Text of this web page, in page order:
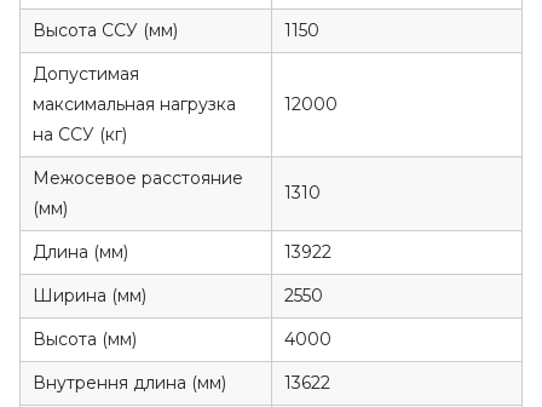
Высота ССУ (мм)
1150
Допустимая
максимальная нагрузка
на ССУ (кг)
12000
Межосевое расстояние
(мм)
1310
Длина (мм)
13922
Ширина (мм)
2550
Высота (мм)
4000
Внутрення длина (мм)
13622